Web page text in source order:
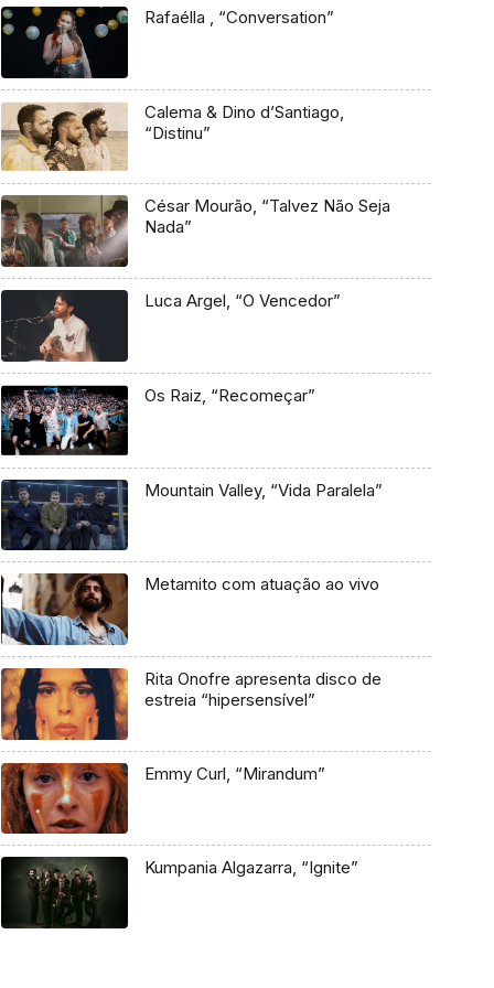
Rafaélla , “Conversation”
Calema & Dino d’Santiago,
“Distinu”
César Mourão, “Talvez Não Seja
Nada”
Luca Argel, “O Vencedor”
Os Raiz, “Recomeçar”
Mountain Valley, “Vida Paralela”
Metamito com atuação ao vivo
Rita Onofre apresenta disco de
estreia “hipersensível”
Emmy Curl, “Mirandum”
Kumpania Algazarra, “Ignite”